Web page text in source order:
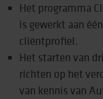
Het programma
is gewerkt aan
cliëntprofiel.
Het starten van
richten op het
van kennis van